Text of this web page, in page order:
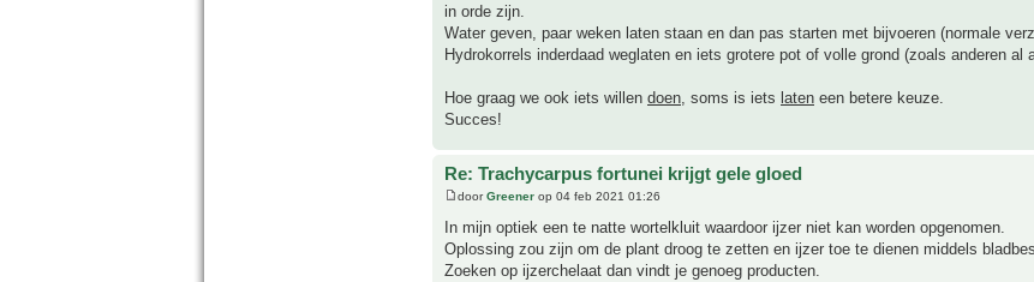
in orde zijn.
Water geven, paar weken laten staan en dan pas starten met bijvoeren (normale
Hydrokorrels inderdaad weglaten en iets grotere pot of volle grond (zoals anderen al
Hoe graag we ook iets willen doen , soms is iets laten een betere keuze.
Succes!
Re: Trachycarpus fortunei krijgt gele gloed
doorGreener op 04 feb 2021 01:26
In mijn optiek een te natte wortelkluit waardoor ijzer niet kan worden opgenomen.
Oplossing zou zijn om de plant droog te zetten en ijzer toe te dienen middels
Zoeken op ijzerchelaat dan vindt je genoeg producten.